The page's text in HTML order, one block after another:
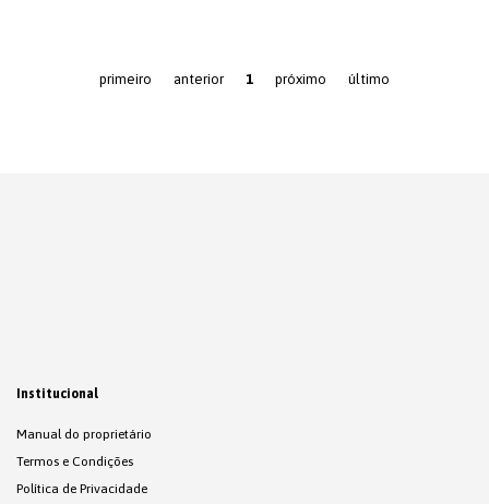
primeiro anterior 1 próximo último
Institucional
Manual do proprietário
Termos e Condições
Política de Privacidade